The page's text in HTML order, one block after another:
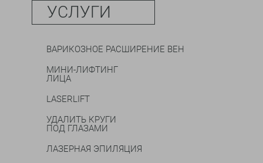
УСЛУГИ
ВАРИКОЗНОЕ РАСШИРЕНИЕ ВЕН
МИНИ-ЛИФТИНГ
ЛИЦА
LASERLIFT
УДАЛИТЬ КРУГИ
ПОД ГЛАЗАМИ
ЛАЗЕРНАЯ ЭПИЛЯЦИЯ